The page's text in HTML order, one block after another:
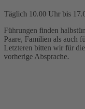
Täglich 10.00 Uhr bis
Führungen finden
Paare, Familien als auch
Letzteren bitten wir für
vorherige Absprache.